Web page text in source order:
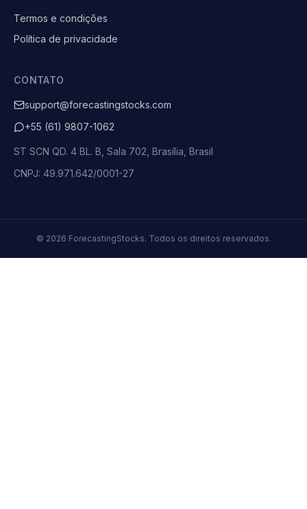
Termos e condições
Política de privacidade
CONTATO
support@forecastingstocks.com
+55 (61) 9807-1062
ST SCN QD. 4 BL. B, Sala 702, Brasília, Brasil
CNPJ: 49.971.642/0001-27
© 2026 ForecastingStocks. Todos os direitos reservados.